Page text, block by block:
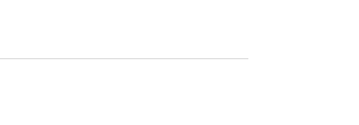
Việt Thương Music - 180 Võ Thị Sáu